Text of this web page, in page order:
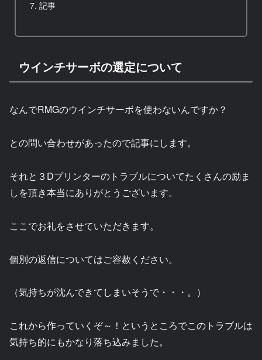
記事
ウインチサーボの選定について
なんでRMGのウインチサーボを使わないんですか？
との問い合わせがあったので記事にします。
それと３Dプリンターのトラブルについてたくさんの励ま
しを頂き本当にありがとうございます。
ここでお礼をさせていただきます。
個別の返信についてはご容赦ください。
（気持ちが沈んできてしまいそうで・・・。）
これから作っていくぞ～！というところでこのトラブルは
気持ち的にもかなり落ち込みました。